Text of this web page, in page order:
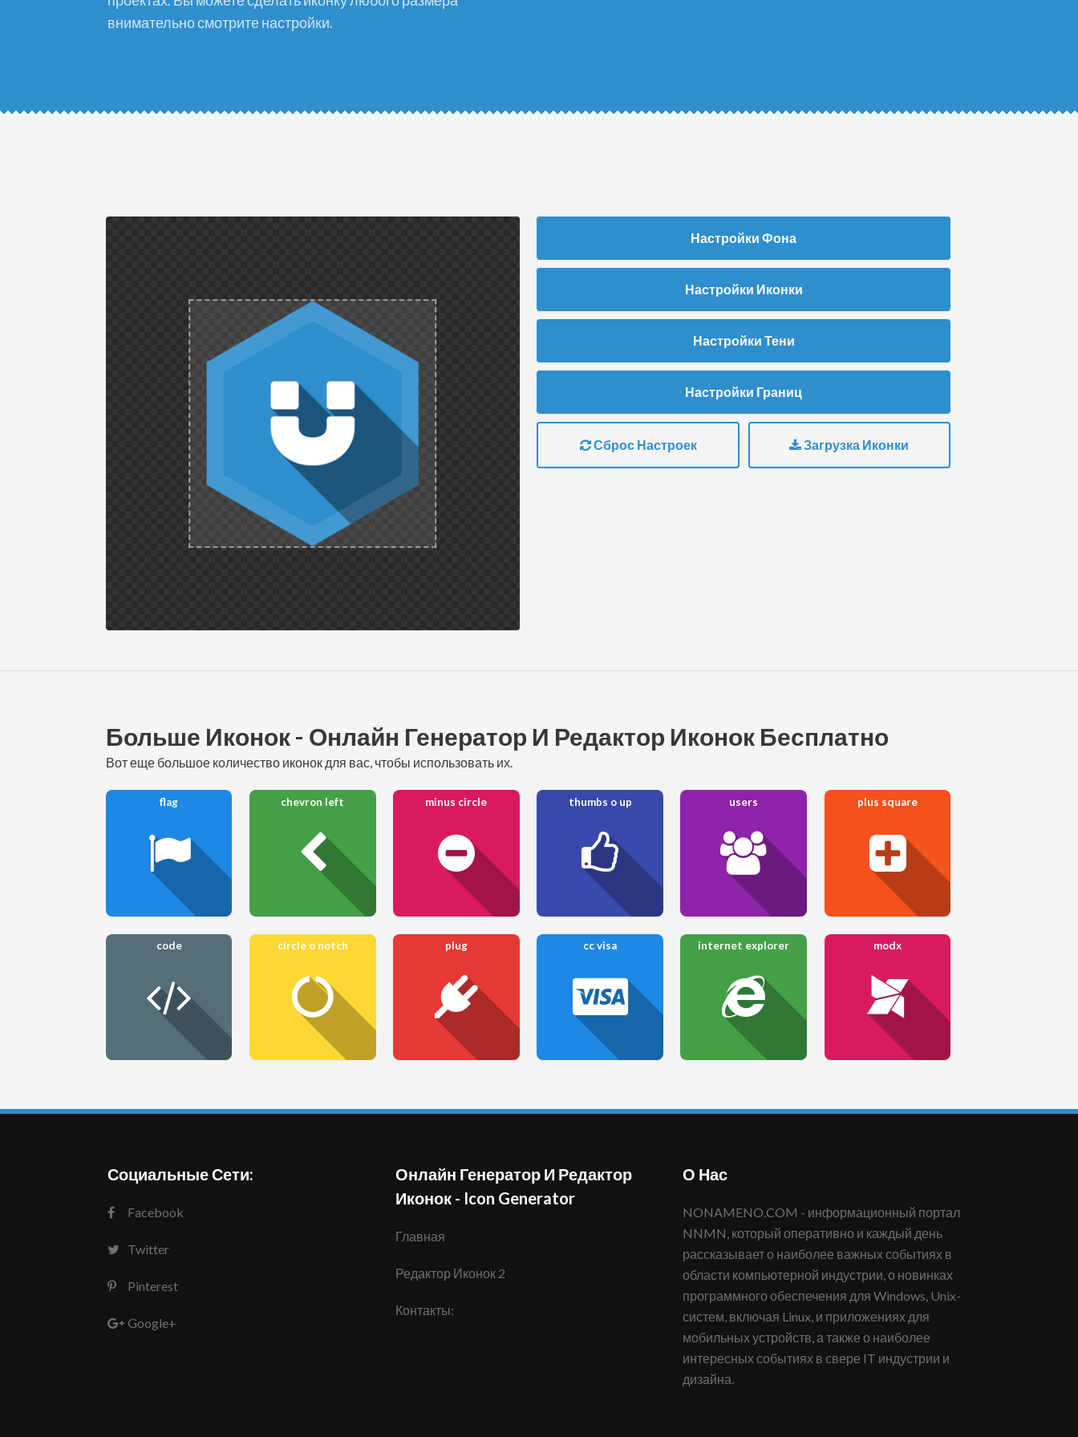
внимательно смотрите настройки.
Настройки Фона
Настройки Иконки
Настройки Тени
Настройки Границ
Сброс Настроек Загрузка Иконки
Больше Иконок - Онлайн Генератор И Редактор Иконок Бесплатно
вот еще большое количество иконок для вас, чтобы использовать их.
flag chevron left minus circle thumbs o up users plus square
code circle o notch plug cc visa internet explorer modx
Социальные Сети:
Facebook
Twitter
Pinterest
Google+
Онлайн Генератор И Редактор
Иконок - Icon Generator
Главная
Редактор Иконок 2
Контакты:
О Нас
NONAMENO.COM - информационный портал
NNMN, который оперативно и каждый день
рассказывает о наиболее важных событиях в
области компьютерной индустрии, о новинках
программного обеспечения для Windows, Unix-
систем, включая Linux, и приложениях для
мобильных устройств, а также о наиболее
интересных событиях в свере IT индустрии и
дизайна.